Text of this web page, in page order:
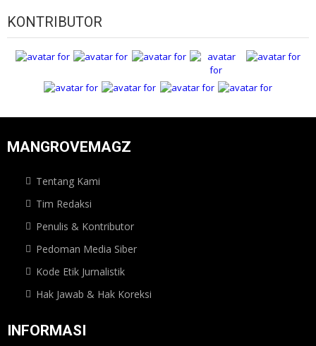
KONTRIBUTOR
MANGROVEMAGZ
Tentang Kami
Tim Redaksi
Penulis & Kontributor
Pedoman Media Siber
Kode Etik Jurnalistik
Hak Jawab & Hak Koreksi
INFORMASI